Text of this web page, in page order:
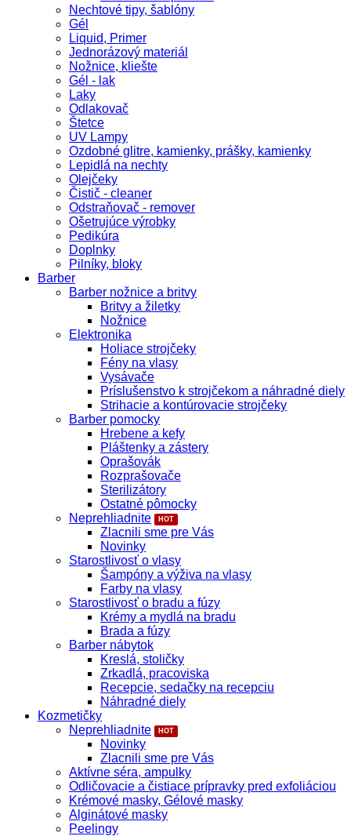
Nechtové tipy, šablóny
Gél
Liquid, Primer
Jednorázový materiál
Nožnice, kliešte
Gél - lak
Laky
Odlakovač
Štetce
UV Lampy
Ozdobné glitre, kamienky, prášky, kamienky
Lepidlá na nechty
Olejčeky
Čistič - cleaner
Odstraňovač - remover
Ošetrujúce výrobky
Pedikúra
Doplnky
Pilníky, bloky
Barber
Barber nožnice a britvy
Britvy a žiletky
Nožnice
Elektronika
Holiace strojčeky
Fény na vlasy
Vysávače
Príslušenstvo k strojčekom a náhradné diely
Strihacie a kontúrovacie strojčeky
Barber pomocky
Hrebene a kefy
Pláštenky a zástery
Oprašovák
Rozprašovače
Sterilizátory
Ostatné pômocky
Neprehliadnite
Zlacnili sme pre Vás
Novinky
Starostlivosť o vlasy
Šampóny a výživa na vlasy
Farby na vlasy
Starostlivosť o bradu a fúzy
Krémy a mydlá na bradu
Brada a fúzy
Barber nábytok
Kreslá, stoličky
Zrkadlá, pracoviska
Recepcie, sedačky na recepciu
Náhradné diely
Kozmetičky
Neprehliadnite
Novinky
Zlacnili sme pre Vás
Aktívne séra, ampulky
Odličovacie a čistiace prípravky pred exfoliáciou
Krémové masky, Gélové masky
Alginátové masky
Peelingy